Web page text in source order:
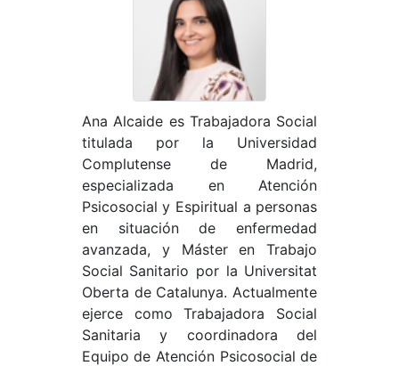
Ana Alcaide es Trabajadora Social
titulada por la Universidad
Complutense de Madrid,
especializada en Atención
Psicosocial y Espiritual a personas
en situación de enfermedad
avanzada, y Máster en Trabajo
Social Sanitario por la Universitat
Oberta de Catalunya. Actualmente
ejerce como Trabajadora Social
Sanitaria y coordinadora del
Equipo de Atención Psicosocial de